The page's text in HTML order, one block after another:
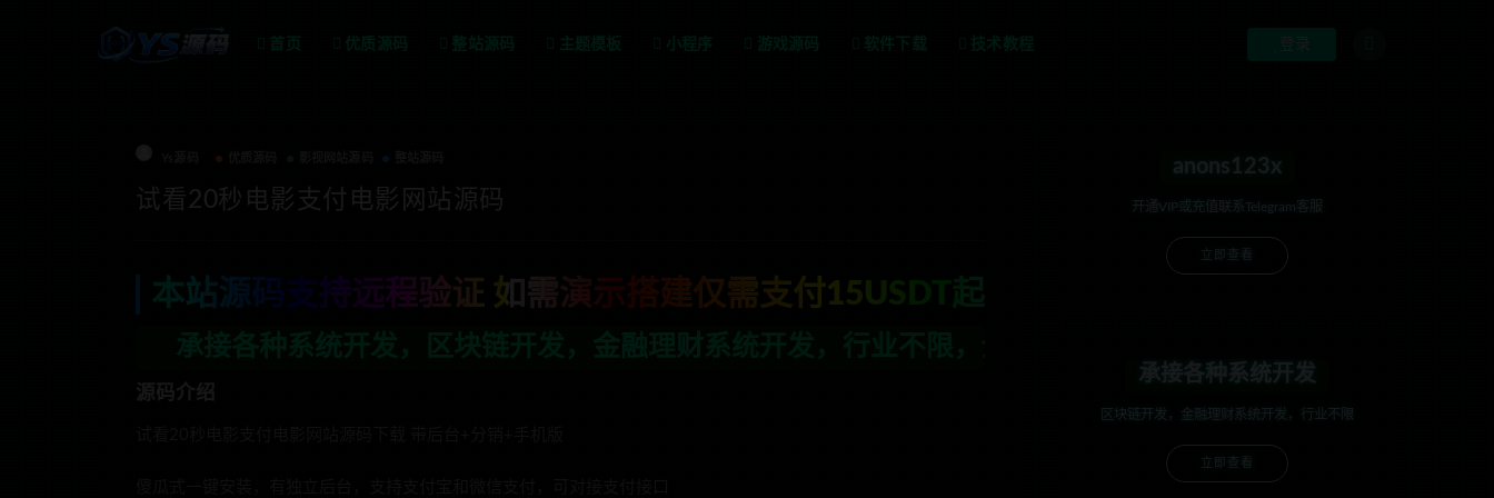
首页 优质源码 整站源码 主题模板 小程序 游戏源码 软件下载 技术教程 登录
试看20秒电影支付电影网站源码
本站源码支持远程验证 如需演示搭建仅需支付15USDT起
anons123x
开通VIP或充值联系Telegram客服
立即查看
承接各种系统开发
区块链开发，金融理财系统开发，行业不限
立即查看